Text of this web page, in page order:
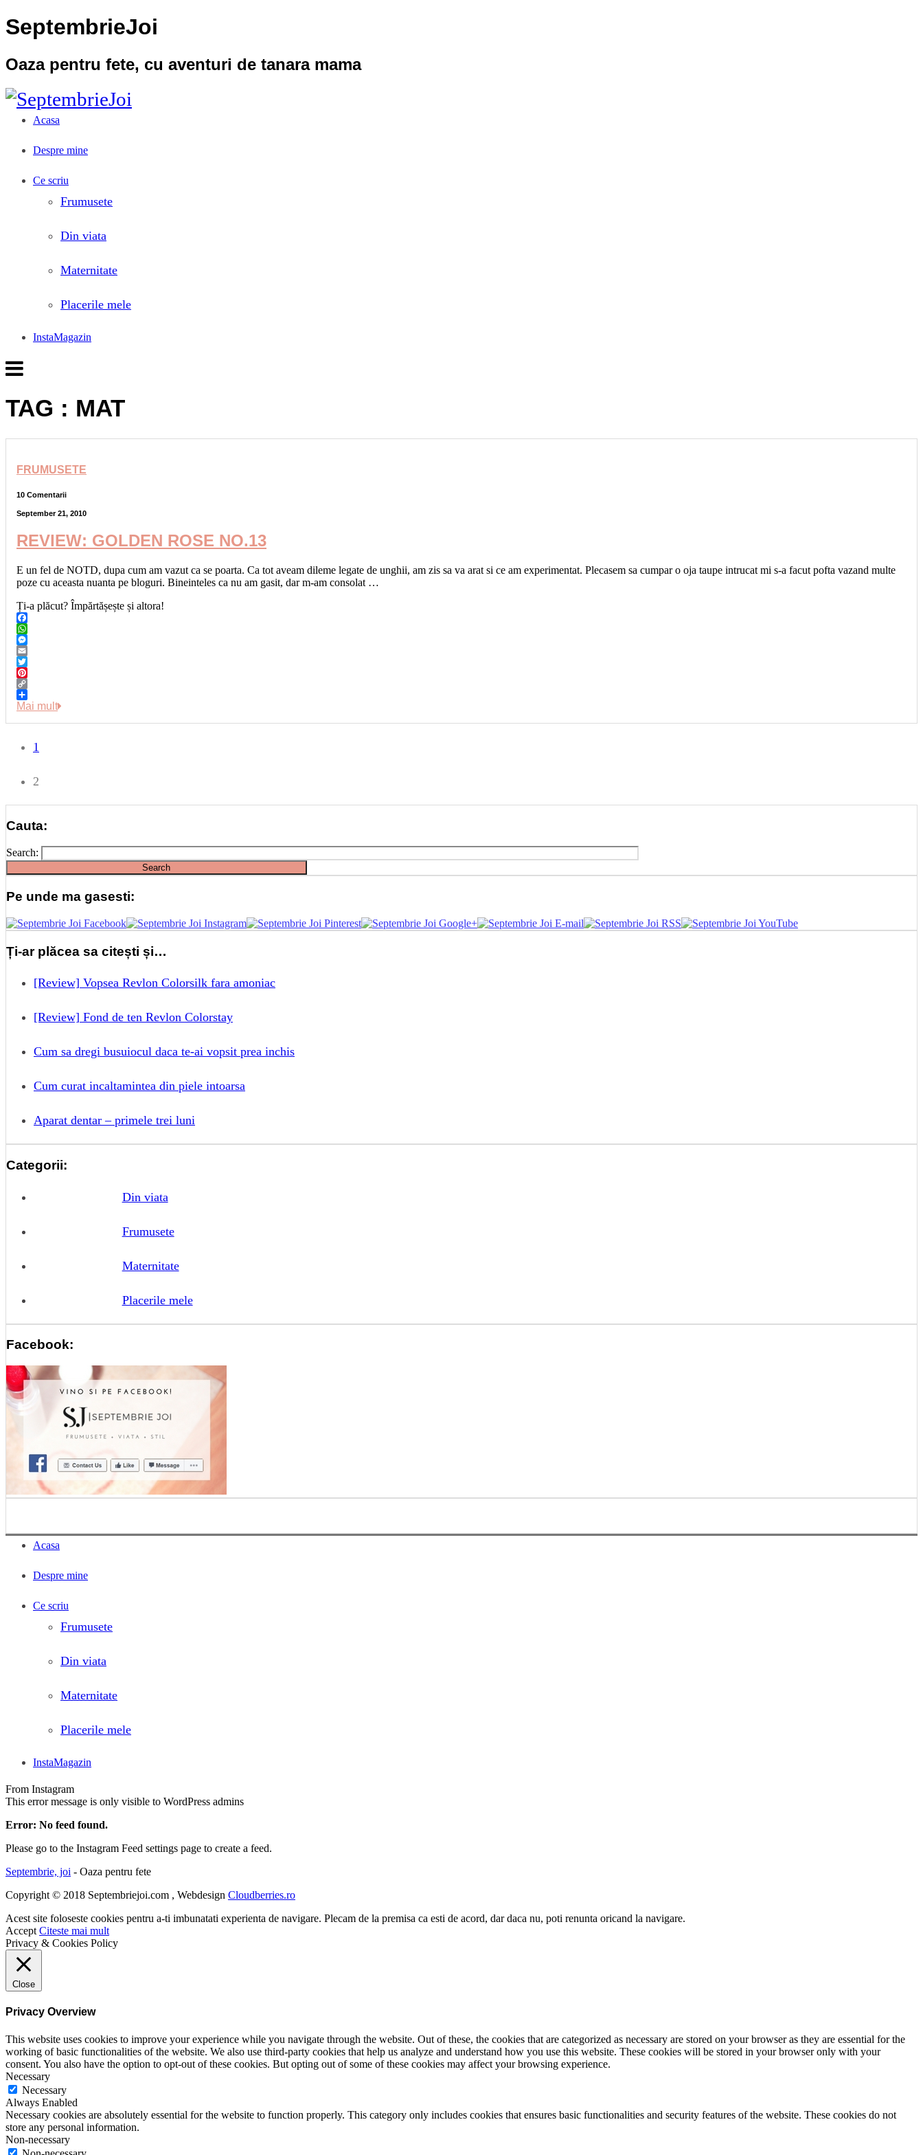
SeptembrieJoi
Oaza pentru fete, cu aventuri de tanara mama
Acasa
Despre mine
Ce scriu
Frumusete
Din viata
Maternitate
Placerile mele
InstaMagazin
TAG : MAT
FRUMUSETE
10 Comentarii
September 21, 2010
REVIEW: GOLDEN ROSE NO.13
E un fel de NOTD, dupa cum am vazut ca se poarta. Ca tot aveam dileme legate de unghii, am zis sa va arat si ce am experimentat. Plecasem sa cumpar o oja taupe intrucat mi s-a facut pofta vazand multe
poze cu aceasta nuanta pe bloguri. Bineinteles ca nu am gasit, dar m-am consolat …
Ți-a plăcut? Împărtășește și altora!
Facebook
WhatsApp
Messenger
Email
Twitter
Pinterest
Copy
Link
Share
Mai mult
1
2
Cauta:
Search:
Pe unde ma gasesti:
Ți-ar plăcea sa citești și…
[Review] Vopsea Revlon Colorsilk fara amoniac
[Review] Fond de ten Revlon Colorstay
Cum sa dregi busuiocul daca te-ai vopsit prea inchis
Cum curat incaltamintea din piele intoarsa
Aparat dentar – primele trei luni
Categorii:
Din viata
Frumusete
Maternitate
Placerile mele
Facebook:
Acasa
Despre mine
Ce scriu
Frumusete
Din viata
Maternitate
Placerile mele
InstaMagazin
From Instagram
This error message is only visible to WordPress admins
Error: No feed found.
Please go to the Instagram Feed settings page to create a feed.
Septembrie, joi - Oaza pentru fete
Copyright © 2018 Septembriejoi.com , Webdesign Cloudberries.ro
Acest site foloseste cookies pentru a-ti imbunatati experienta de navigare. Plecam de la premisa ca esti de acord, dar daca nu, poti renunta oricand la navigare.
Accept Citeste mai mult
Privacy & Cookies Policy
Close
Privacy Overview
This website uses cookies to improve your experience while you navigate through the website. Out of these, the cookies that are categorized as necessary are stored on your browser as they are essential for the
working of basic functionalities of the website. We also use third-party cookies that help us analyze and understand how you use this website. These cookies will be stored in your browser only with your
consent. You also have the option to opt-out of these cookies. But opting out of some of these cookies may affect your browsing experience.
Necessary
Necessary
Always Enabled
Necessary cookies are absolutely essential for the website to function properly. This category only includes cookies that ensures basic functionalities and security features of the website. These cookies do not
store any personal information.
Non-necessary